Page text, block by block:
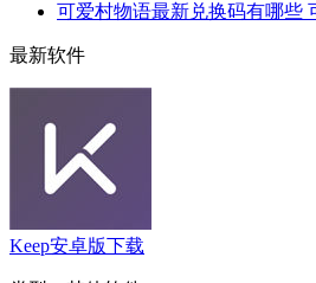
可爱村物语最新兑换码有哪些
最新软件
Keep安卓版下载